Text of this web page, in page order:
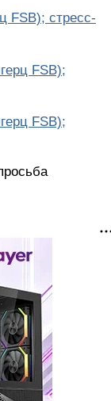
FSB); стресс-
FSB);
FSB);